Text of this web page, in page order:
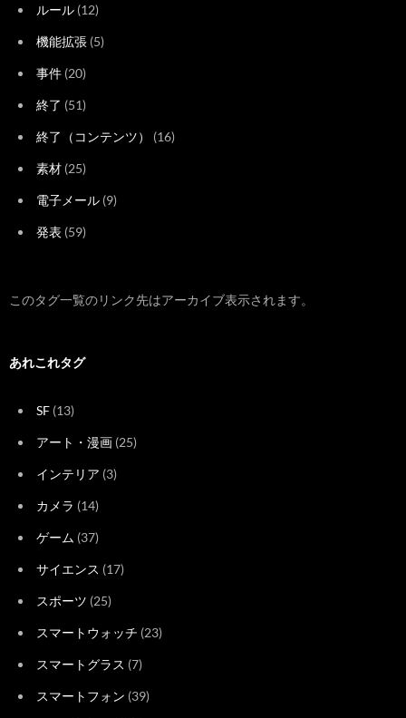
ルール (12)
機能拡張 (5)
事件 (20)
終了 (51)
終了（コンテンツ） (16)
素材 (25)
電子メール (9)
発表 (59)
このタグ一覧のリンク先はアーカイブ表示されます。
あれこれタグ
SF (13)
アート・漫画 (25)
インテリア (3)
カメラ (14)
ゲーム (37)
サイエンス (17)
スポーツ (25)
スマートウォッチ (23)
スマートグラス (7)
スマートフォン (39)